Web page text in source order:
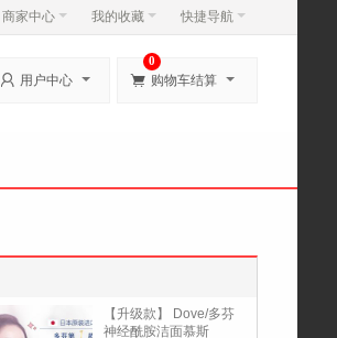
商家中心 我的收藏 快捷导航
 用户中心  购物车结算
0
【升级款】 Dove/多芬
神经酰胺洁面慕斯